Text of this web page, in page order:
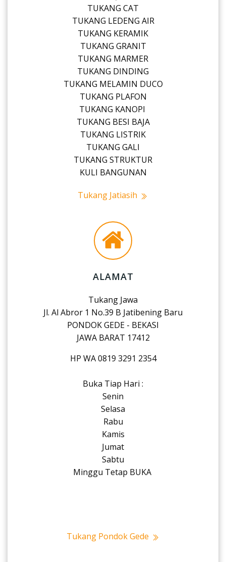
TUKANG CAT
TUKANG LEDENG AIR
TUKANG KERAMIK
TUKANG GRANIT
TUKANG MARMER
TUKANG DINDING
TUKANG MELAMIN DUCO
TUKANG PLAFON
TUKANG KANOPI
TUKANG BESI BAJA
TUKANG LISTRIK
TUKANG GALI
TUKANG STRUKTUR
KULI BANGUNAN
Tukang Jatiasih
ALAMAT
Tukang Jawa
Jl. Al Abror 1 No.39 B Jatibening Baru
PONDOK GEDE - BEKASI
JAWA BARAT 17412
HP WA 0819 3291 2354
Buka Tiap Hari :
Senin
Selasa
Rabu
Kamis
Jumat
Sabtu
Minggu Tetap BUKA
Tukang Pondok Gede